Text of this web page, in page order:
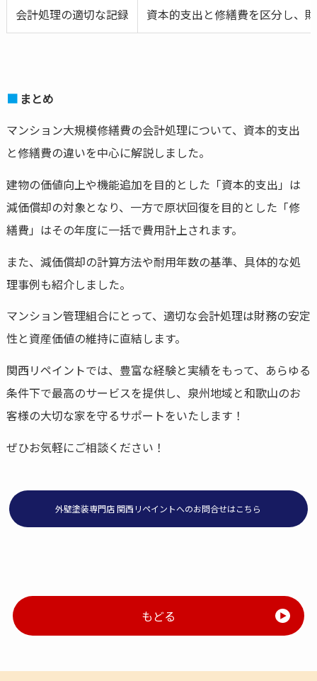
会計処理の適切な記録 資本的支出と修繕費を区分し、
まとめ
マンション大規模修繕費の会計処理について、資本的支出
と修繕費の違いを中心に解説しました。
建物の価値向上や機能追加を目的とした「資本的支出」は
減価償却の対象となり、一方で原状回復を目的とした「修
繕費」はその年度に一括で費用計上されます。
また、減価償却の計算方法や耐用年数の基準、具体的な処
理事例も紹介しました。
マンション管理組合にとって、適切な会計処理は財務の安定
性と資産価値の維持に直結します。
関西リペイントでは、豊富な経験と実績をもって、あらゆる
条件下で最高のサービスを提供し、泉州地域と和歌山のお
客様の大切な家を守るサポートをいたします！
ぜひお気軽にご相談ください！
外壁塗装専門店 関西リペイントへのお問合せはこちら
もどる